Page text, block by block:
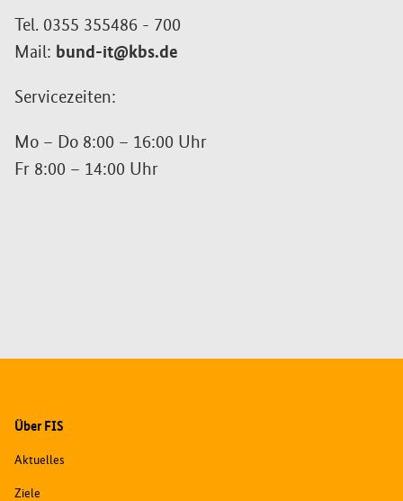
Tel. 0355 355486 - 700
Mail: bund-it@kbs.de
Servicezeiten:
Mo – Do 8:00 – 16:00 Uhr
Fr 8:00 – 14:00 Uhr
Über FIS
Aktuelles
Ziele